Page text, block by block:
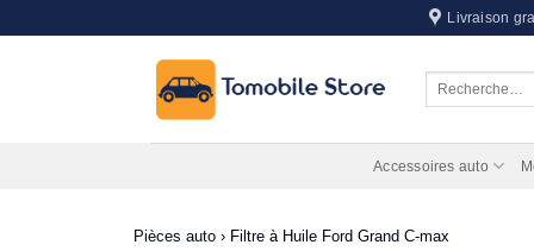
au
Livraison
Accessoires auto
Pièces auto › Filtre à Huile Ford Grand C-max